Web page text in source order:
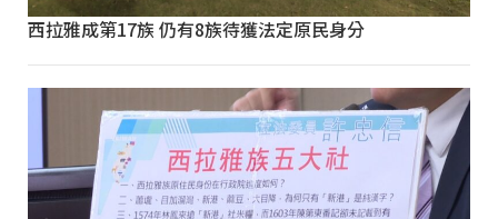
西拉雅成第17族 仍有8族待獲法定原民身分